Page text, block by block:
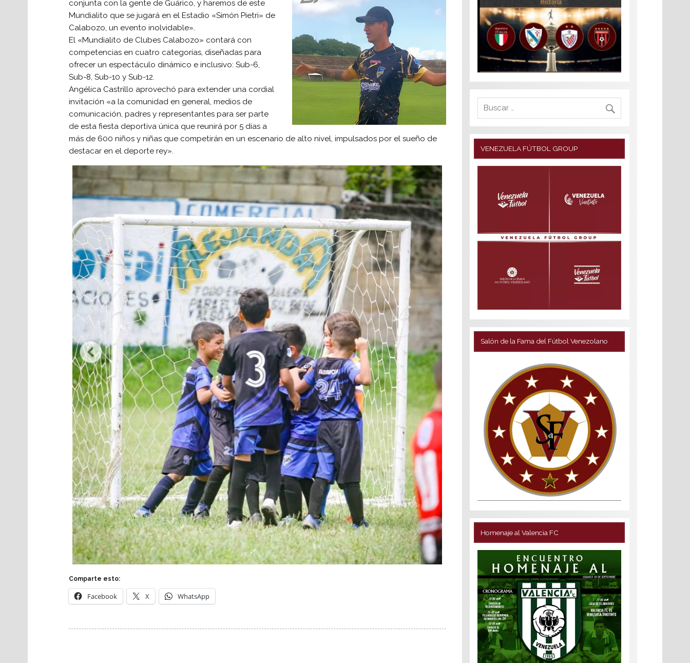
conjunta con la gente de Guárico, y haremos de este
Mundialito que se jugará en el Estadio «Simón Pietri» de
Calabozo, un evento inolvidable».
El «Mundialito de Clubes Calabozo» contará con
competencias en cuatro categorías, diseñadas para
ofrecer un espectáculo dinámico e inclusivo: Sub-6,
Sub-8, Sub-10 y Sub-12.
Angélica Castrillo aprovechó para extender una cordial
invitación «a la comunidad en general, medios de
comunicación, padres y representantes para ser parte
de esta fiesta deportiva única que reunirá por 5 días a
más de 600 niños y niñas que competirán en un escenario de alto nivel, impulsados por el sueño de
destacar en el deporte rey».
Comparte esto:
Facebook X WhatsApp
VENEZUELA FÚTBOL GROUP
Salón de la Fama del Fútbol Venezolano
Homenaje al Valencia FC